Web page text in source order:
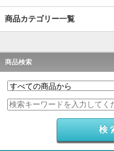
商品カテゴリー一覧
商品検索